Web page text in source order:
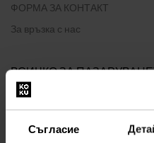
Съгласие
ФОРМА ЗА КОНТАКТ
За връзка с нас
ВСИЧКО ЗА
Програма за лоялност
Общи правила и условия